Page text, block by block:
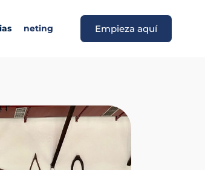
neting Empieza aquí